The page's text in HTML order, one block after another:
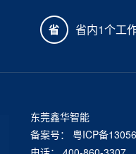
省内1个工
东莞鑫华智能
备案号： 粤ICP备